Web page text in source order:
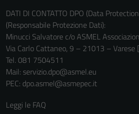
DATI DI CONTATTO DPO (Data
(Responsabile Protezione Dati):
Minucci Salvatore c/o ASMEL
Via Carlo Cattaneo, 9 – 21013 – Varese
Tel. 081 7504511
Mail: servizio.dpo@asmel.eu
PEC: dpo.asmel@asmepec.it
Leggi le FAQ